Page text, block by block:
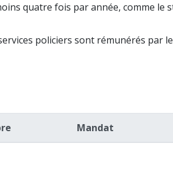
quatre fois par année, comme le
policiers sont rémunérés par
Mandat